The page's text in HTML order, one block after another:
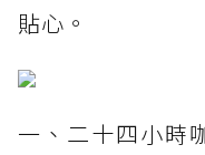
貼心。
一、二十四小時